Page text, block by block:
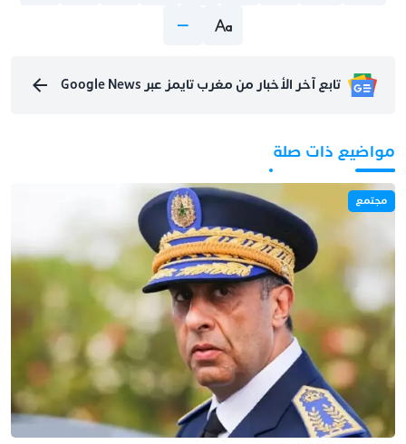
تابع آخر الأخبار من مغرب تايمز عبر Google News
مواضيع ذات صلة
مجتمع